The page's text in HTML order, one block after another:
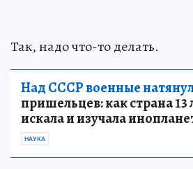
Так, надо что-то делать.
Над СССР военные
пришельцев: как страна 13
искала и изучала
НАУКА